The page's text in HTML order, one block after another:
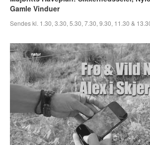
Gamle Vinduer
Sendes kl. 1.30, 3.30, 5.30, 7.30, 9.30, 11.30 &